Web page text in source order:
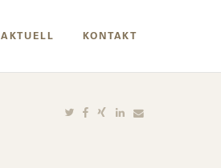
AKTUELL KONTAKT